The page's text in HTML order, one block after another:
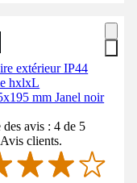
extérieur IP44
hxlxL
mm Janel noir
avis : 4 de 5
clients.